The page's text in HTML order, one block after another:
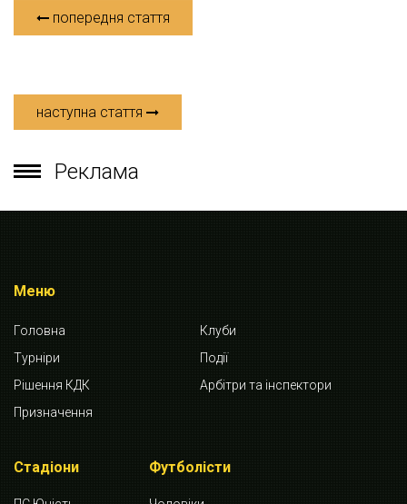
попередня стаття
наступна стаття
Реклама
Меню
Головна
Клуби
Турніри
Події
Рішення КДК
Арбітри та інспектори
Призначення
Стадіони Футболісти